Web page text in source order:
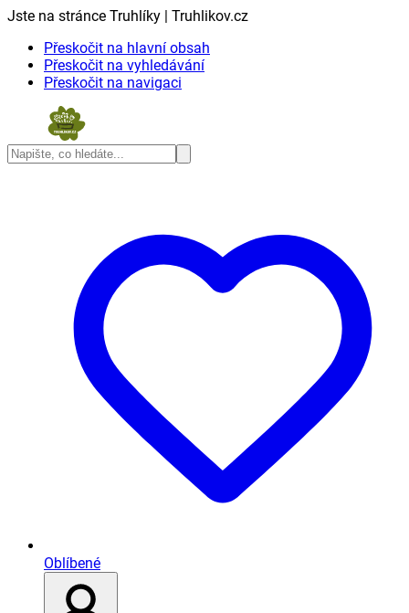
Jste na stránce Truhlíky | Truhlikov.cz
Přeskočit na hlavní obsah
Přeskočit na vyhledávání
Přeskočit na navigaci
Oblíbené